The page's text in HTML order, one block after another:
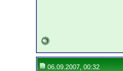
06.09.2007, 00:32